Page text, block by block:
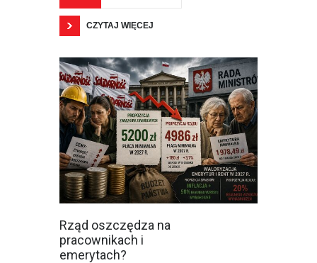
CZYTAJ WIĘCEJ
Rząd oszczędza na
pracownikach i
emerytach?